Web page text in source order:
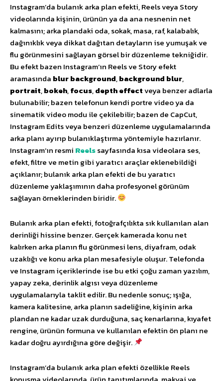
Instagram’da bulanık arka plan efekti, Reels veya Story
videolarında kişinin, ürünün ya da ana nesnenin net
kalmasını; arka plandaki oda, sokak, masa, raf, kalabalık,
dağınıklık veya dikkat dağıtan detayların ise yumuşak ve
flu görünmesini sağlayan görsel bir düzenleme tekniğidir.
Bu efekt bazen Instagram’ın Reels ve Story efekt
aramasında blur background,background blur,
portrait,bokeh,focus,depth effectveya benzer adlarla
bulunabilir; bazen telefonun kendi portre video ya da
sinematik video modu ile çekilebilir; bazen de CapCut,
Instagram Edits veya benzeri düzenleme uygulamalarında
arka planı ayırıp bulanıklaştırma yöntemiyle hazırlanır.
Instagram’ın resmi Reelssayfasında kısa videolara ses,
efekt, filtre ve metin gibi yaratıcı araçlar eklenebildiği
açıklanır; bulanık arka plan efekti de bu yaratıcı
düzenleme yaklaşımının daha profesyonel görünüm
sağlayan örneklerinden biridir.
Bulanık arka plan efekti, fotoğrafçılıkta sık kullanılan alan
derinliği hissine benzer. Gerçek kamerada konu net
kalırken arka planın flu görünmesi lens, diyafram, odak
uzaklığı ve konu arka plan mesafesiyle oluşur. Telefonda
ve Instagram içeriklerinde ise bu etki çoğu zaman yazılım,
yapay zeka, derinlik algısı veya düzenleme
uygulamalarıyla taklit edilir. Bu nedenle sonuç; ışığa,
kamera kalitesine, arka planın sadeliğine, kişinin arka
plandan ne kadar uzak durduğuna, saç kenarlarına, kıyafet
rengine, ürünün formuna ve kullanılan efektin ön planı ne
kadar doğru ayırdığına göre değişir.
Instagram’da bulanık arka plan efekti özellikle Reels